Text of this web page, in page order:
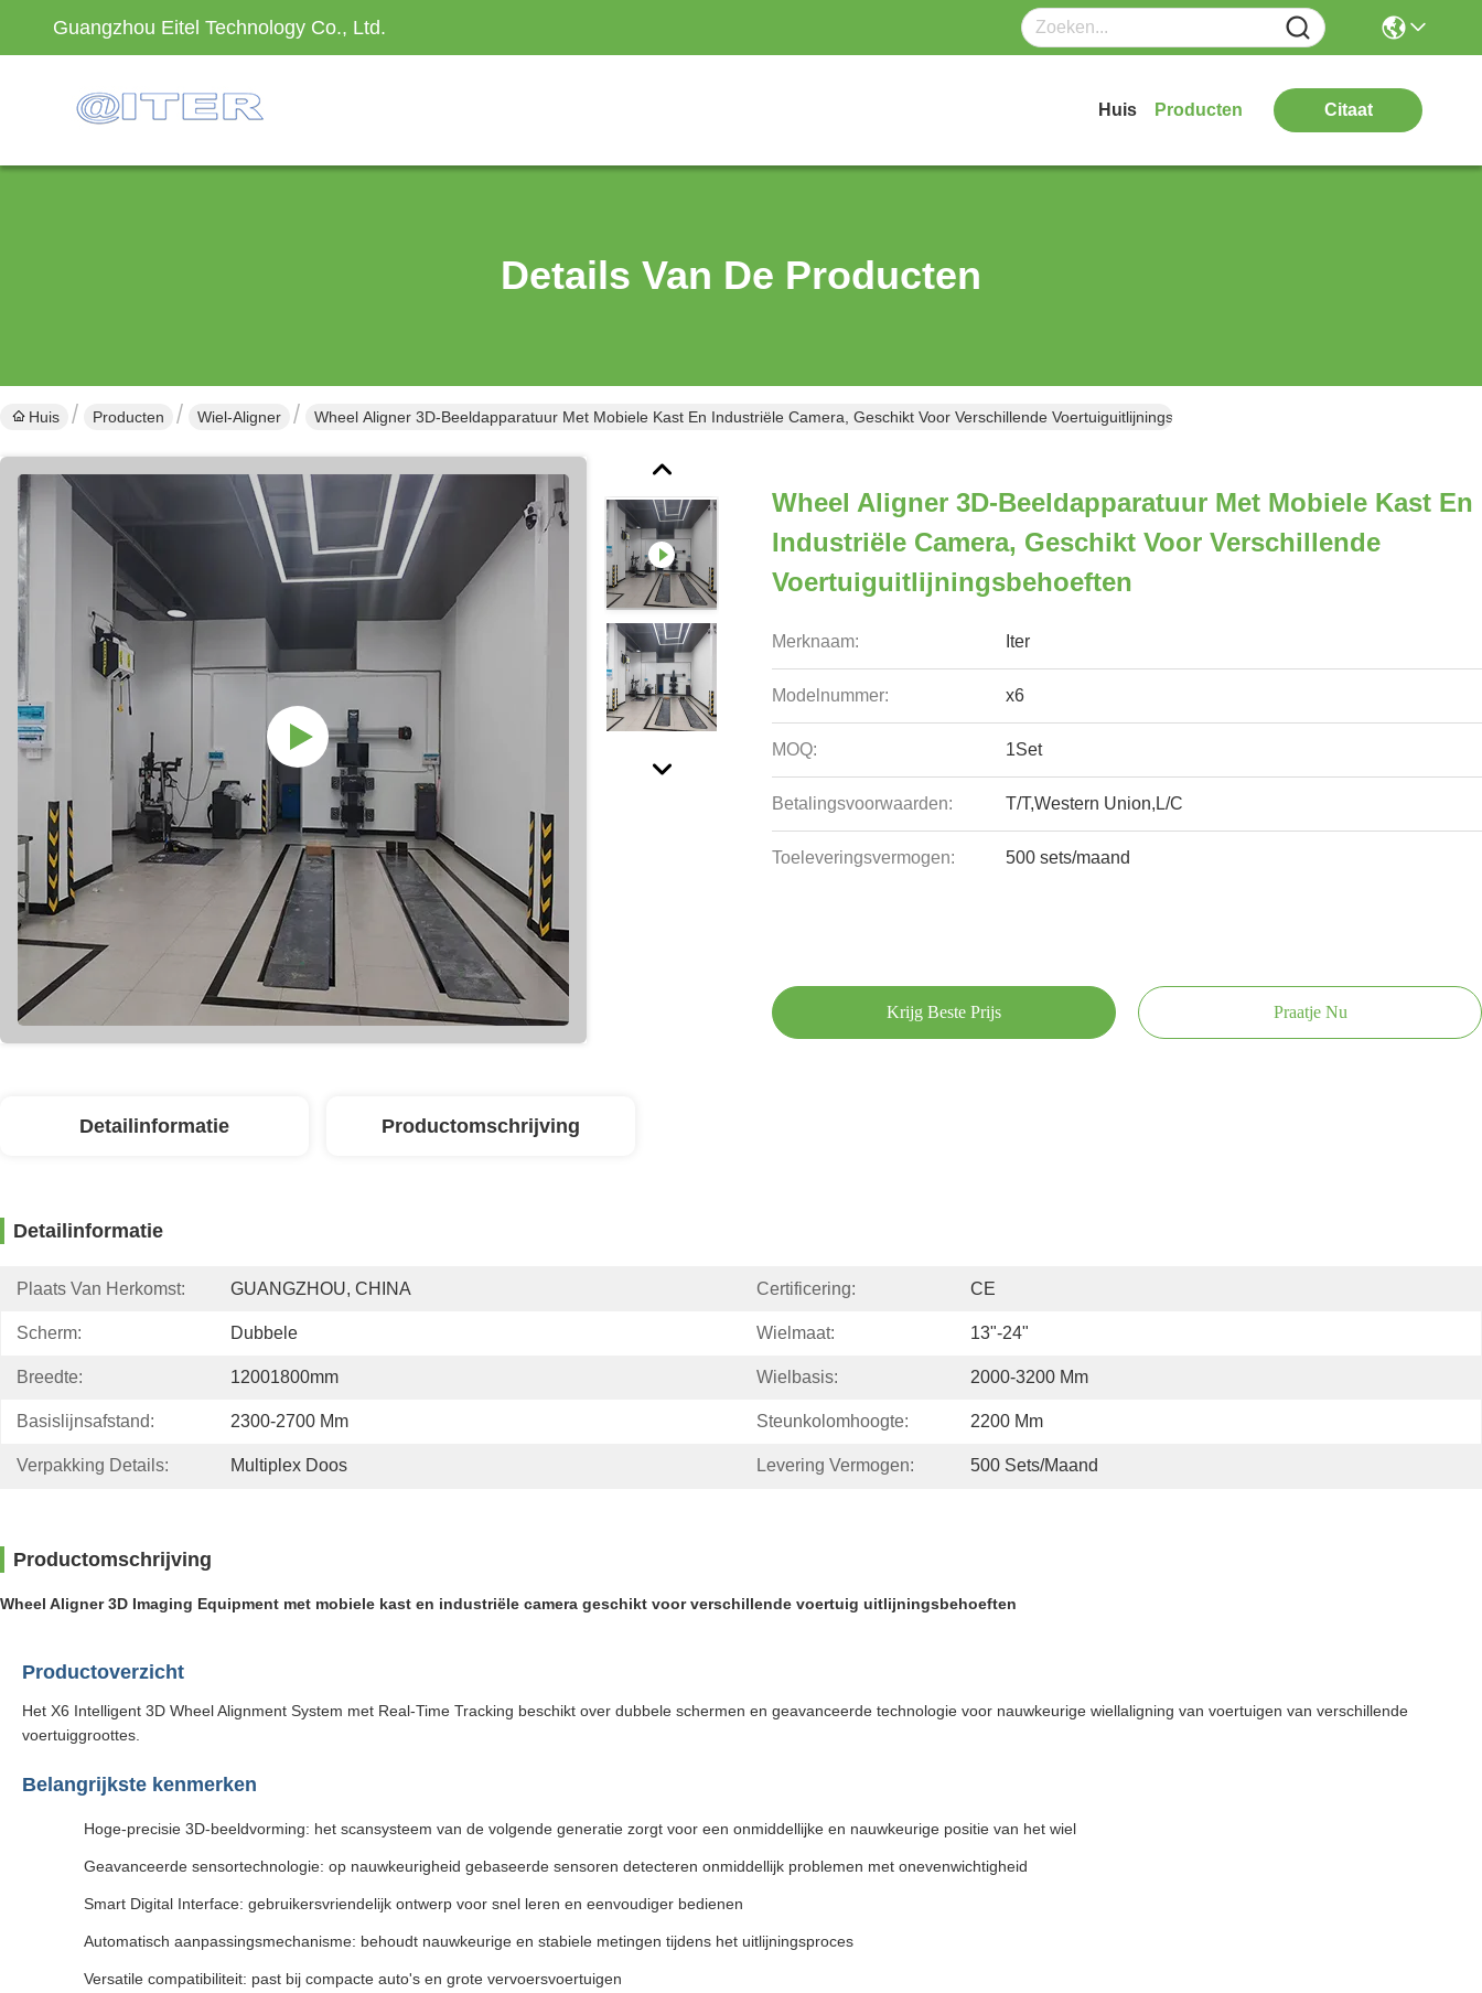
Guangzhou Eitel Technology Co., Ltd.
Huis Producten Citaat
Details Van De Producten
Huis Producten Wiel-Aligner Wheel Aligner 3D-Beeldapparatuur Met Mobiele Kast En Industriële Camera, Geschikt Voor Verschillende Voertuiguitlijningsbehoeften
Wheel Aligner 3D-Beeldapparatuur Met Mobiele Kast En
Industriële Camera, Geschikt Voor Verschillende
Voertuiguitlijningsbehoeften
Merknaam: Iter
Modelnummer: x6
MOQ: 1Set
Betalingsvoorwaarden: T/T,Western Union,L/C
Toeleveringsvermogen: 500 sets/maand
Krijg Beste Prijs Praatje Nu
Detailinformatie Productomschrijving
Detailinformatie
Plaats Van Herkomst: GUANGZHOU, CHINA Certificering: CE
Scherm: Dubbele Wielmaat: 13"-24"
Breedte: 12001800mm Wielbasis: 2000-3200 Mm
Basislijnsafstand: 2300-2700 Mm Steunkolomhoogte: 2200 Mm
Verpakking Details: Multiplex Doos Levering Vermogen: 500 Sets/maand
Productomschrijving
Wheel Aligner 3D Imaging Equipment met mobiele kast en industriële camera geschikt voor verschillende voertuig uitlijningsbehoeften
Productoverzicht
Het X6 Intelligent 3D Wheel Alignment System met Real-Time Tracking beschikt over dubbele schermen en geavanceerde technologie voor nauwkeurige wiellaligning van voertuigen van verschillende
voertuiggroottes.
Belangrijkste kenmerken
Hoge-precisie 3D-beeldvorming: het scansysteem van de volgende generatie zorgt voor een onmiddellijke en nauwkeurige positie van het wiel
Geavanceerde sensortechnologie: op nauwkeurigheid gebaseerde sensoren detecteren onmiddellijk problemen met onevenwichtigheid
Smart Digital Interface: gebruikersvriendelijk ontwerp voor snel leren en eenvoudiger bedienen
Automatisch aanpassingsmechanisme: behoudt nauwkeurige en stabiele metingen tijdens het uitlijningsproces
Versatile compatibiliteit: past bij compacte auto's en grote vervoersvoertuigen